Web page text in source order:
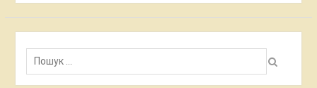
Пошук: